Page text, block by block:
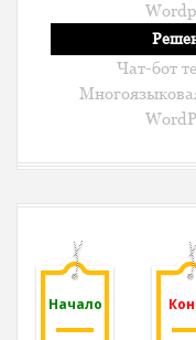
Чат-бот
Начало